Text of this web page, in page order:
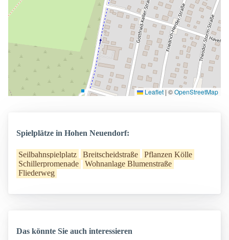
Leaflet | ©OpenStreetMap
Spielplätze in Hohen Neuendorf:
Seilbahnspielplatz Breitscheidstraße
Pflanzen Kölle
Schillerpromenade
Wohnanlage Blumenstraße
Fliederweg
Das könnte Sie auch interessieren